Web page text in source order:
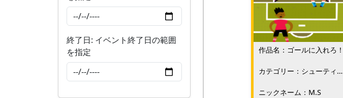
終了日: イベント終了日の範囲
を指定
作品名：ゴールに入れろ！
カテゴリー：シューティン
ニックネーム：M.S